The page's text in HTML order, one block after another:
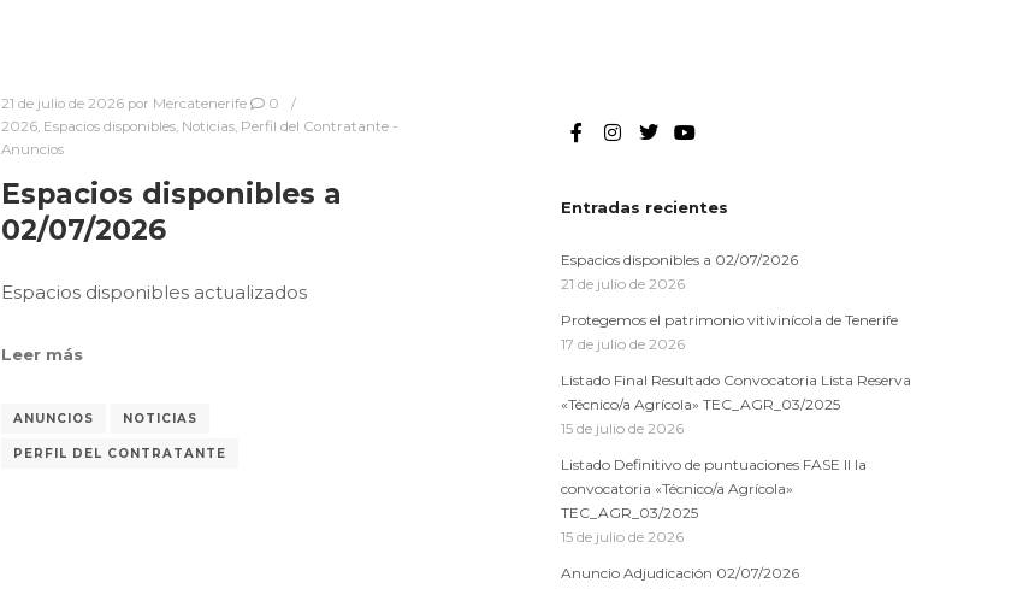
21 de julio de 2026 por Mercatenerife
0
2026, Espacios disponibles, Noticias, Perfil del Contratante -
Anuncios
Espacios disponibles a
02/07/2026
Espacios disponibles actualizados
Leer más
ANUNCIOS NOTICIAS
PERFIL DEL CONTRATANTE
Entradas recientes
Espacios disponibles a 02/07/2026
21 de julio de 2026
Protegemos el patrimonio vitivinícola de Tenerife
17 de julio de 2026
Listado Final Resultado Convocatoria Lista Reserva
«Técnico/a Agrícola» TEC_AGR_03/2025
15 de julio de 2026
Listado Definitivo de puntuaciones FASE II la
convocatoria «Técnico/a Agrícola»
TEC_AGR_03/2025
15 de julio de 2026
Anuncio Adjudicación 02/07/2026